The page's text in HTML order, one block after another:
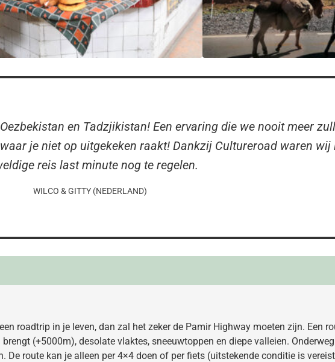
en Tadzjikistan! Een ervaring die we nooit meer
je niet op uitgekeken raakt! Dankzij Cultureroad waren wij
reis last minute nog te regelen.
WILCO & GITTY (NEDERLAND)
roadtrip in je leven, dan zal het zeker de Pamir Highway moeten zijn. Een
(+5000m), desolate vlaktes, sneeuwtoppen en diepe valleien.
De route kan je alleen per 4×4 doen of per fiets (uitstekende conditie is